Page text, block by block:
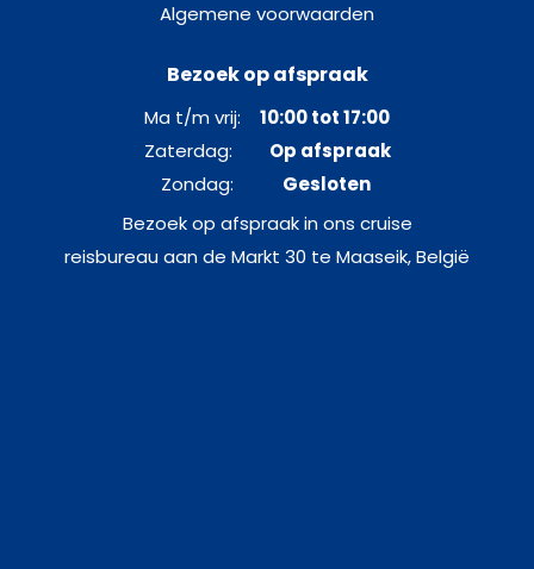
Algemene voorwaarden
Bezoek op afspraak
Ma t/m vrij: 10:00 tot 17:00
Zaterdag: Op afspraak
Zondag: Gesloten
Bezoek op afspraak in ons cruise
reisbureau aan de Markt 30 te Maaseik, België